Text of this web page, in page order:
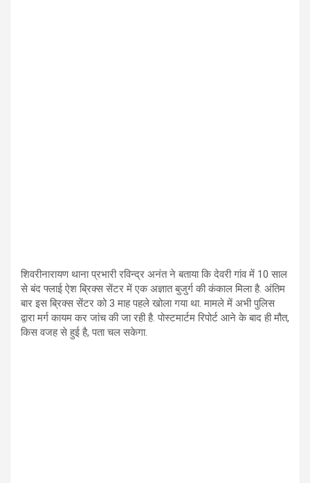
शिवरीनारायण थाना प्रभारी रविन्द्र अनंत ने बताया कि देवरी गांव में 10 साल
से बंद फ्लाई ऐश ब्रिक्स सेंटर में एक अज्ञात बुजुर्ग की कंकाल मिला है. अंतिम
बार इस ब्रिक्स सेंटर को 3 माह पहले खोला गया था. मामले में अभी पुलिस
द्वारा मर्ग कायम कर जांच की जा रही है. पोस्टमार्टम रिपोर्ट आने के बाद ही मौत,
किस वजह से हुई है, पता चल सकेगा.